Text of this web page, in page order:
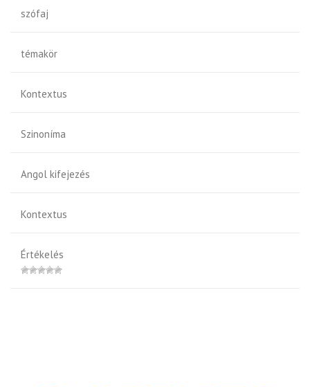
szófaj
témakör
Kontextus
Szinoníma
Angol kifejezés
Kontextus
Értékelés